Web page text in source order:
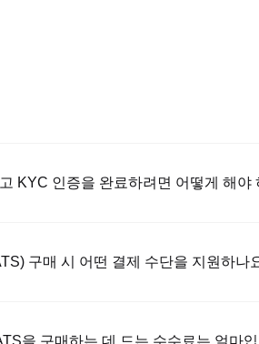
KYC 인증을 완료하려면 어떻게 해야
를 업로드하고 셀카를 찍어 KYC 인증을 완
구매 시 어떤 결제 수단을 지원하나
을 구매하는 데 드는 수수료는 얼마